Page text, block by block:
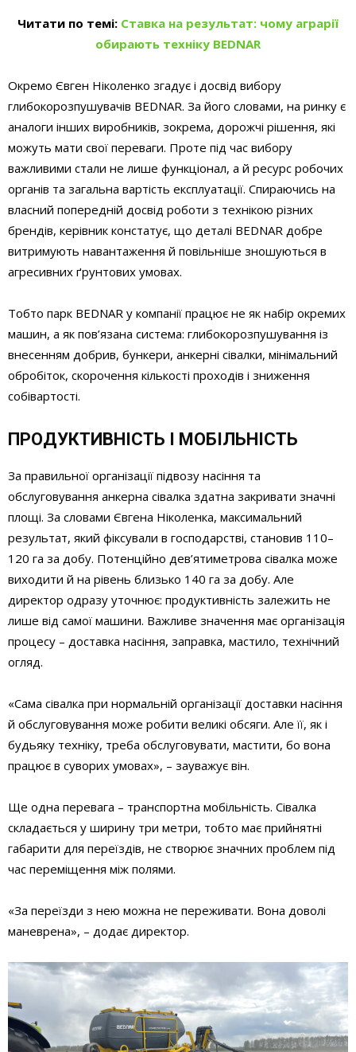
Читати по темі: Ставка на результат: чому аграрії
обирають техніку BEDNAR
Окремо Євген Ніколенко згадує і досвід вибору
глибокорозпушувачів BEDNAR. За його словами, на ринку є
аналоги інших виробників, зокрема, дорожчі рішення, які
можуть мати свої переваги. Проте під час вибору
важливими стали не лише функціонал, а й ресурс робочих
органів та загальна вартість експлуатації. Спираючись на
власний попередній досвід роботи з технікою різних
брендів, керівник констатує, що деталі BEDNAR добре
витримують навантаження й повільніше зношуються в
агресивних ґрунтових умовах.
Тобто парк BEDNAR у компанії працює не як набір окремих
машин, а як пов’язана система: глибокорозпушування із
внесенням добрив, бункери, анкерні сівалки, мінімальний
обробіток, скорочення кількості проходів і зниження
собівартості.
ПРОДУКТИВНІСТЬ І МОБІЛЬНІСТЬ
За правильної організації підвозу насіння та
обслуговування анкерна сівалка здатна закривати значні
площі. За словами Євгена Ніколенка, максимальний
результат, який фіксували в господарстві, становив 110–
120 га за добу. Потенційно дев’ятиметрова сівалка може
виходити й на рівень близько 140 га за добу. Але
директор одразу уточнює: продуктивність залежить не
лише від самої машини. Важливе значення має організація
процесу – доставка насіння, заправка, мастило, технічний
огляд.
«Сама сівалка при нормальній організації доставки насіння
й обслуговування може робити великі обсяги. Але її, як і
будь­яку техніку, треба обслуговувати, мастити, бо вона
працює в суворих умовах», – зауважує він.
Ще одна перевага – транспортна мобільність. Сівалка
складається у ширину три метри, тобто має прийнятні
габарити для переїздів, не створює значних проблем під
час переміщення між полями.
«За переїзди з нею можна не переживати. Вона доволі
маневрена», – додає директор.